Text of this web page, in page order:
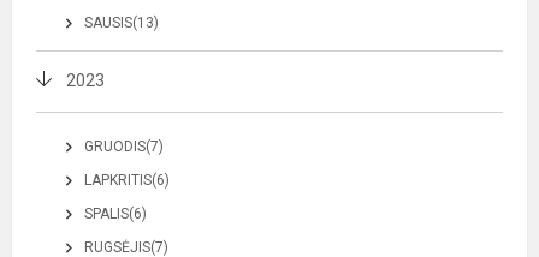
SAUSIS(13)
2023
GRUODIS(7)
LAPKRITIS(6)
SPALIS(6)
RUGSĖJIS(7)